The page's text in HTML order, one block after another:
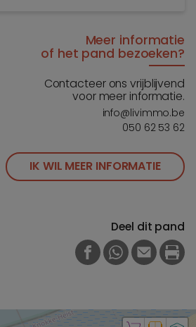
Meer informatie
of het pand bezoeken?
Contacteer ons vrijblijvend
voor meer informatie.
info@livimmo.be
050 62 53 62
IK WIL MEER INFORMATIE
Deel dit pand
FACEBOOK
WHATSAPP
E-MAIL